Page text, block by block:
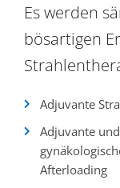
Es werden
bösartigen
Adjuvante
Adjuvante
Afterloading